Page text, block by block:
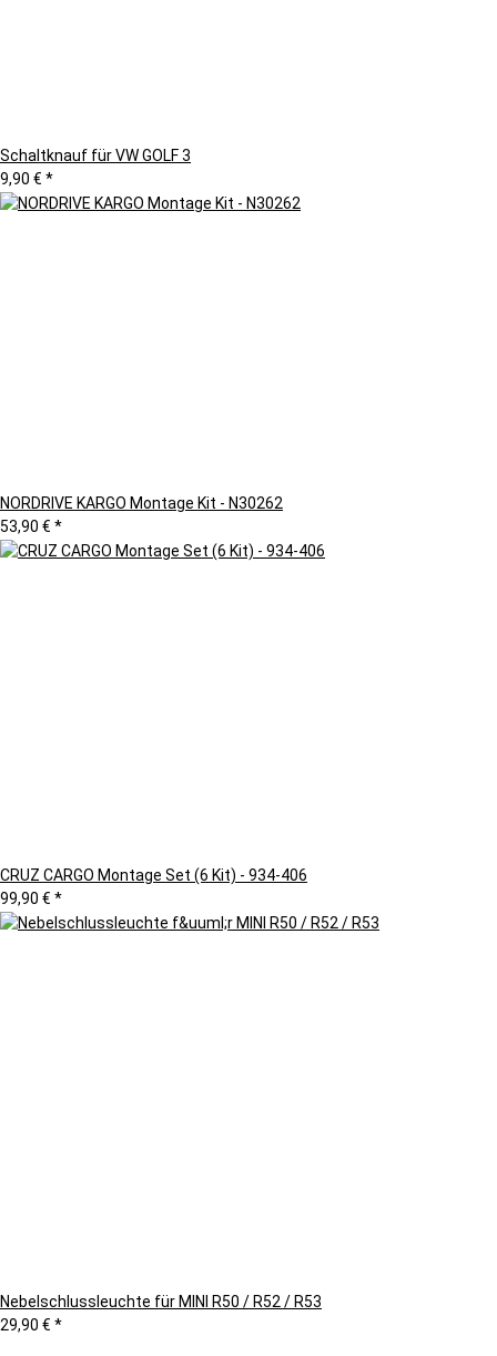
Schaltknauf für VW GOLF 3
9,90 € *
NORDRIVE KARGO Montage Kit - N30262
53,90 € *
CRUZ CARGO Montage Set (6 Kit) - 934-406
99,90 € *
Nebelschlussleuchte für MINI R50 / R52 / R53
29,90 € *